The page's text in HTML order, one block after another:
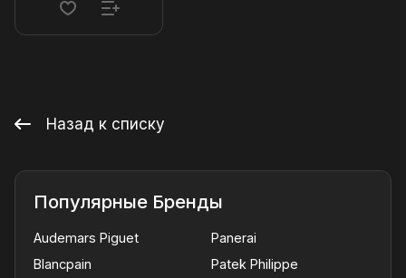
Назад к списку
Популярные Бренды
Audemars Piguet
Blancpain
Panerai
Patek Philippe